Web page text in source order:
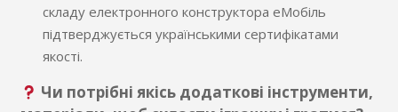
складу електронного конструктора еМобіль
підтверджується українськими сертифікатами
якості.
Чи потрібні якісь додаткові інструменти,